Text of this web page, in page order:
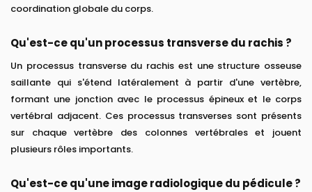
coordination globale du corps.
Qu'est-ce qu'un processus transverse du rachis ?
Un processus transverse du rachis est une structure osseuse
saillante qui s'étend latéralement à partir d'une vertèbre,
formant une jonction avec le processus épineux et le corps
vertébral adjacent. Ces processus transverses sont présents
sur chaque vertèbre des colonnes vertébrales et jouent
plusieurs rôles importants.
Qu'est-ce qu'une image radiologique du pédicule ?